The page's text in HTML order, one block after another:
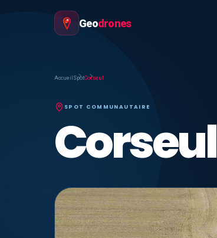
Geodrones
Accueil SpotCorseul
SPOT COMMUNAUTAIRE
Corseul